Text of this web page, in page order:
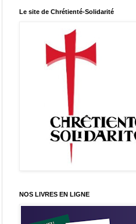
Le site de Chrétienté-Solidarité
NOS LIVRES EN LIGNE